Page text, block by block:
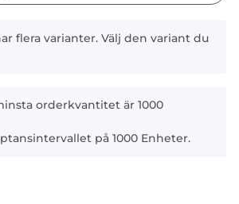
flera varianter. Välj den variant du
orderkvantitet är 1000
på 1000 Enheter.